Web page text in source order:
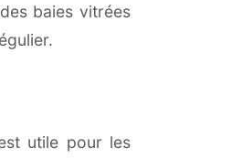
baies vitrées
utile pour les